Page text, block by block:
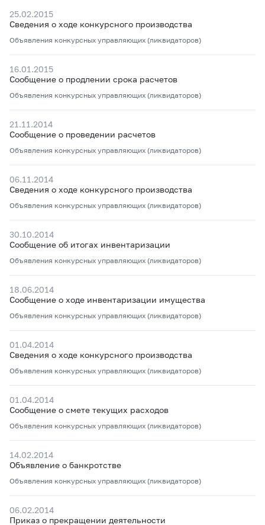
25.02.2015
Сведения о ходе конкурсного производства
Объявления конкурсных управляющих (ликвидаторов)
16.01.2015
Сообщение о продлении срока расчетов
Объявления конкурсных управляющих (ликвидаторов)
21.11.2014
Сообщение о проведении расчетов
Объявления конкурсных управляющих (ликвидаторов)
06.11.2014
Сведения о ходе конкурсного производства
Объявления конкурсных управляющих (ликвидаторов)
30.10.2014
Сообщение об итогах инвентаризации
Объявления конкурсных управляющих (ликвидаторов)
18.06.2014
Сообщение о ходе инвентаризации имущества
Объявления конкурсных управляющих (ликвидаторов)
01.04.2014
Сведения о ходе конкурсного производства
Объявления конкурсных управляющих (ликвидаторов)
01.04.2014
Сообщение о смете текущих расходов
Объявления конкурсных управляющих (ликвидаторов)
14.02.2014
Объявление о банкротстве
Объявления конкурсных управляющих (ликвидаторов)
06.02.2014
Приказ о прекращении деятельности